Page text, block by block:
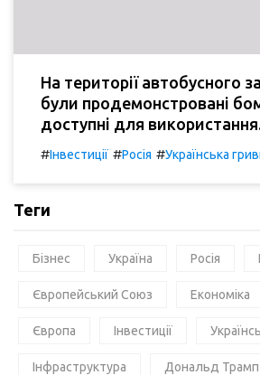
На території автобусного
були продемонстровані
доступні для
#Інвестиції #Росія #Українська
Теги
Бізнес Україна Росія
Європейський Союз Економіка
Європа Інвестиції
Інфраструктура Дональд Трамп